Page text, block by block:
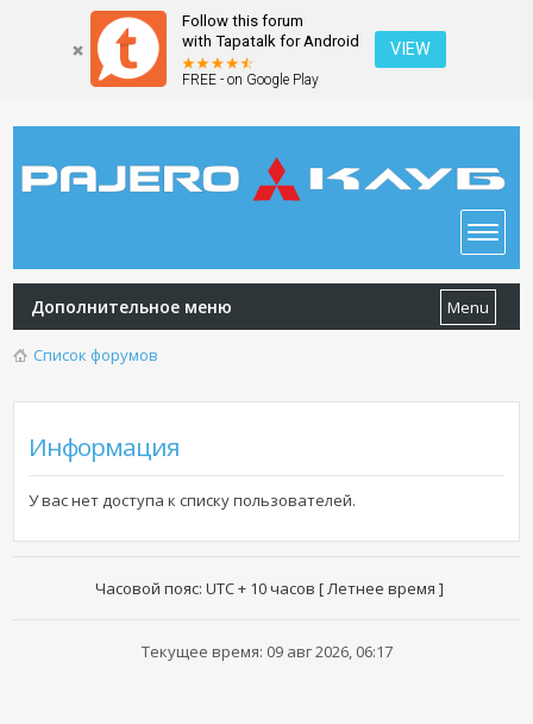
Follow this forum
with Tapatalk for Android
FREE - on Google Play
VIEW
Дополнительное меню Menu
Список форумов
Информация
У вас нет доступа к списку пользователей.
Часовой пояс: UTC + 10 часов [ Летнее время ]
Текущее время: 09 авг 2026, 06:17